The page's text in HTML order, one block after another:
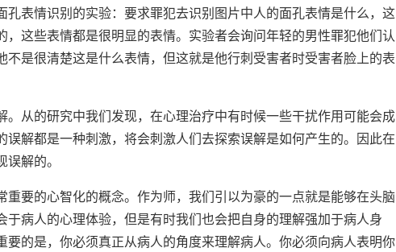
表情识别的实验：要求罪犯去识别图片中人的面孔表情是什么，这
这些表情都是很明显的表情。实验者会询问年轻的男性罪犯他们认
是很清楚这是什么表情，但这就是他行刺受害者时受害者脸上的表
从的研究中我们发现，在心理治疗中有时候一些干扰作用可能会成
解都是一种刺激，将会刺激人们去探索误解是如何产生的。因此在
解的。
要的心智化的概念。作为师，我们引以为豪的一点就是能够在头脑
病人的心理体验，但是有时我们也会把自身的理解强加于病人身
的是，你必须真正从病人的角度来理解病人。你必须向病人表明你